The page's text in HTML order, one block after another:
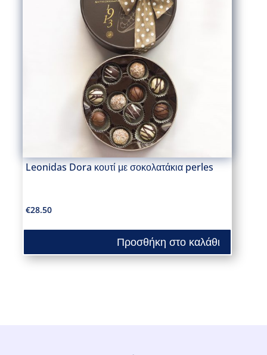
Leonidas Dora κουτί με σοκολατάκια perles
€28.50
Προσθήκη στο καλάθι